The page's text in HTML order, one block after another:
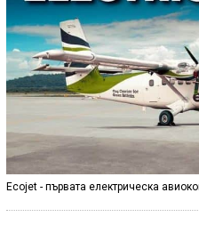
Ecojet - първата електрическа